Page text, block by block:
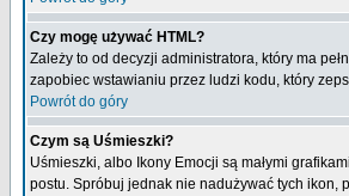
Czy mogę używać HTML?
Zależy to od decyzji administratora, który ma
zapobiec wstawianiu przez ludzi kodu, który
Powrót do góry
Czym są Uśmieszki?
Uśmieszki, albo Ikony Emocji są małymi
postu. Spróbuj jednak nie nadużywać tych ikon,